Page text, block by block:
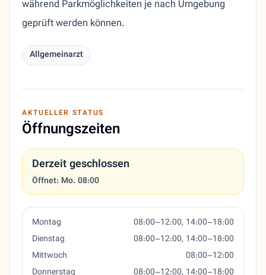
während Parkmöglichkeiten je nach Umgebung
geprüft werden können.
Allgemeinarzt
AKTUELLER STATUS
Öffnungszeiten
Derzeit geschlossen
Öffnet: Mo. 08:00
Montag
08:00–12:00, 14:00–18:00
Dienstag
08:00–12:00, 14:00–18:00
Mittwoch
08:00–12:00